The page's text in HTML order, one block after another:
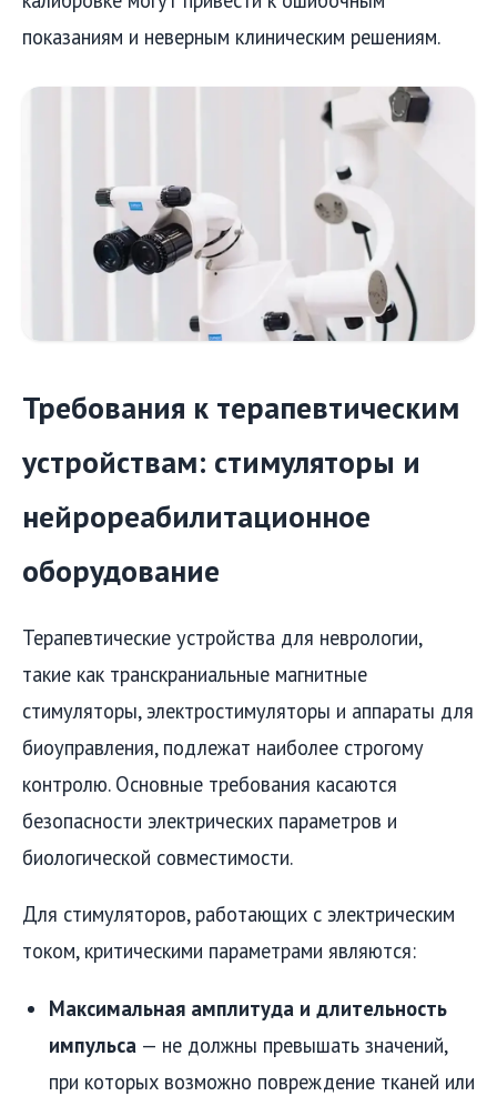
показаниям и неверным клиническим решениям.
Требования к терапевтическим
устройствам: стимуляторы и
нейрореабилитационное
оборудование
Терапевтические устройства для неврологии,
такие как транскраниальные магнитные
стимуляторы, электростимуляторы и аппараты для
биоуправления, подлежат наиболее строгому
контролю. Основные требования касаются
безопасности электрических параметров и
биологической совместимости.
Для стимуляторов, работающих с электрическим
током, критическими параметрами являются:
Максимальная амплитуда и длительность
импульса — не должны превышать значений,
при которых возможно повреждение тканей или